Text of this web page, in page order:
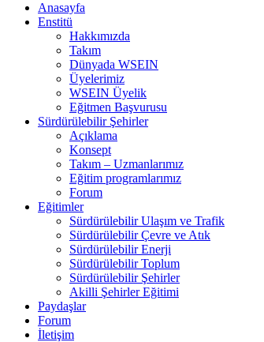
Anasayfa
Enstitü
Hakkımızda
Takım
Dünyada WSEIN
Üyelerimiz
WSEIN Üyelik
Eğitmen Başvurusu
Sürdürülebilir Şehirler
Açıklama
Konsept
Takım – Uzmanlarımız
Eğitim programlarımız
Forum
Eğitimler
Sürdürülebilir Ulaşım ve Trafik
Sürdürülebilir Çevre ve Atık
Sürdürülebilir Enerji
Sürdürülebilir Toplum
Sürdürülebilir Şehirler
Akilli Şehirler Eğitimi
Paydaşlar
Forum
İletişim